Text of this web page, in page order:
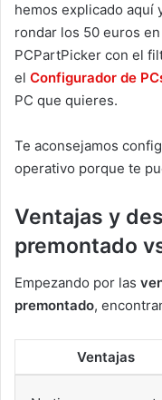
hemos explicado aquí
rondar los 50 euros
PCPartPicker con el
el Configurador de
PC que quieres.
Te aconsejamos
operativo porque te
Ventajas y
premontado
Empezando por las
premontado,
Ventajas